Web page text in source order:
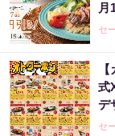
月
セ
式
デ
セ